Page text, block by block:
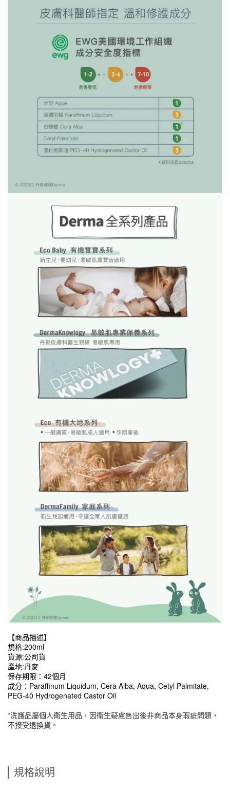
【商品描述】
規格:200ml
貨源:公司貨
產地:丹麥
保存期限：42個月
成分：Paraffinum Liquidum, Cera Alba, Aqua, Cetyl Palmitate,
PEG-40 Hydrogenated Castor Oil
*洗護品屬個人衛生用品，因衛生疑慮售出後非商品本身瑕疵問題，
不接受退換貨。
規格說明